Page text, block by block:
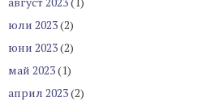
юли 2023(2)
юни 2023(2)
май 2023(1)
април 2023(2)